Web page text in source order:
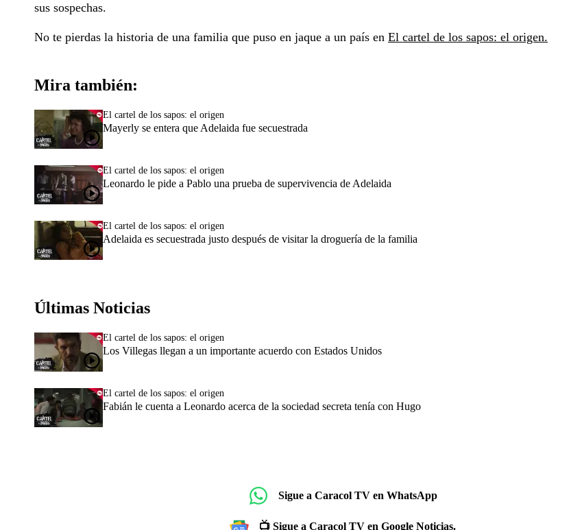
sus sospechas.
No te pierdas la historia de una familia que puso en jaque a un país en El cartel de los sapos: el origen.
Mira también:
El cartel de los sapos: el origen
Mayerly se entera que Adelaida fue secuestrada
El cartel de los sapos: el origen
Leonardo le pide a Pablo una prueba de supervivencia de Adelaida
El cartel de los sapos: el origen
Adelaida es secuestrada justo después de visitar la droguería de la familia
Últimas Noticias
El cartel de los sapos: el origen
Los Villegas llegan a un importante acuerdo con Estados Unidos
El cartel de los sapos: el origen
Fabián le cuenta a Leonardo acerca de la sociedad secreta tenía con Hugo
Sigue a Caracol TV en WhatsApp
📺 Sigue a Caracol TV en Google Noticias.